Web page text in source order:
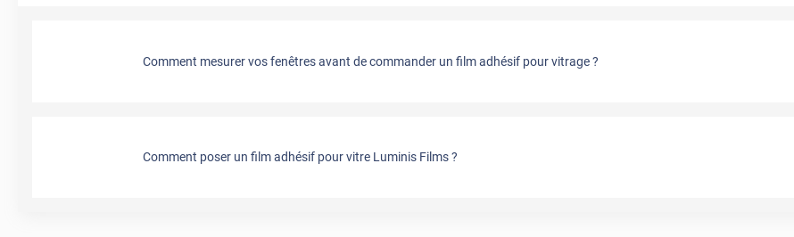
Comment mesurer vos fenêtres avant de commander un film adhésif pour vitrage ?
Comment poser un film adhésif pour vitre Luminis Films ?